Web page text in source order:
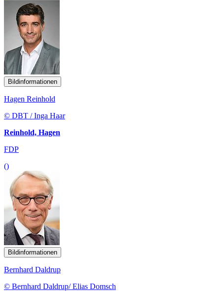
Bildinformationen
Hagen Reinhold
© DBT / Inga Haar
Reinhold, Hagen
FDP
()
Bildinformationen
Bernhard Daldrup
© Bernhard Daldrup/ Elias Domsch